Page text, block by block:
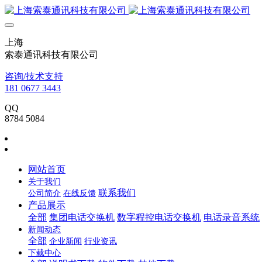
上海
索泰通讯科技有限公司
咨询/技术支持
181 0677 3443
QQ
8784 5084
网站首页
关于我们
公司简介 在线反馈 联系我们
产品展示
全部 集团电话交换机 数字程控电话交换机 电话录音系统
新闻动态
全部 企业新闻 行业资讯
下载中心